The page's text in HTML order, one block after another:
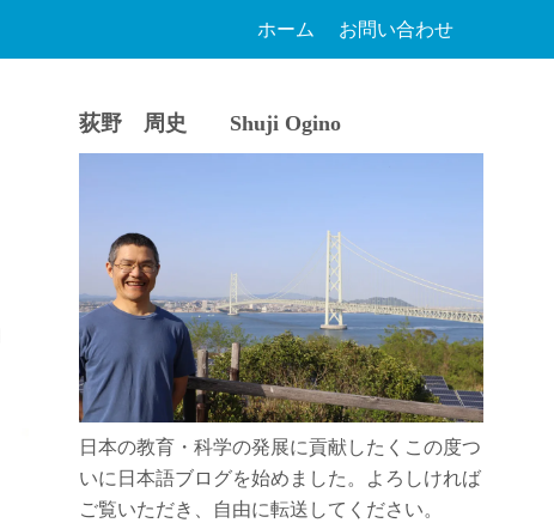
ホーム お問い合わせ
荻野 周史 Shuji Ogino
日本の教育・科学の発展に貢献したくこの度つ
いに日本語ブログを始めました。よろしければ
ご覧いただき、自由に転送してください。